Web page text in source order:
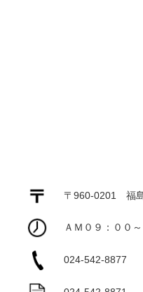
〒960-0201 福
ＡＭ０９：００
024-542-8877